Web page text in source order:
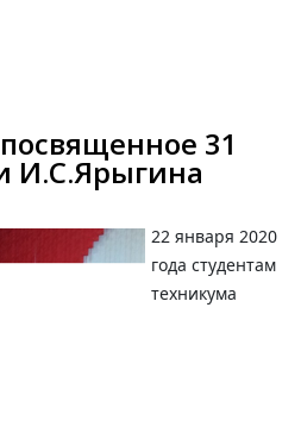
31
И.С.Ярыгина
22 января 2020
года студентам
техникума